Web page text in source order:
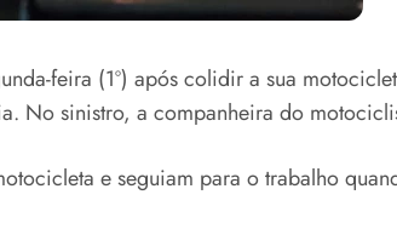
feira (1º) após colidir a sua
No sinistro, a companheira do
e seguiam para o trabalho